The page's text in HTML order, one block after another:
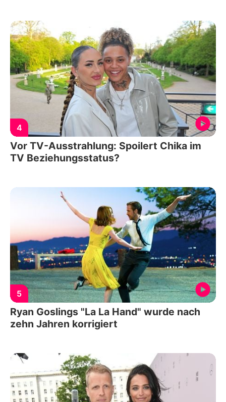
4
Vor TV-Ausstrahlung: Spoilert Chika im
TV Beziehungsstatus?
5
Ryan Goslings "La La Hand" wurde nach
zehn Jahren korrigiert